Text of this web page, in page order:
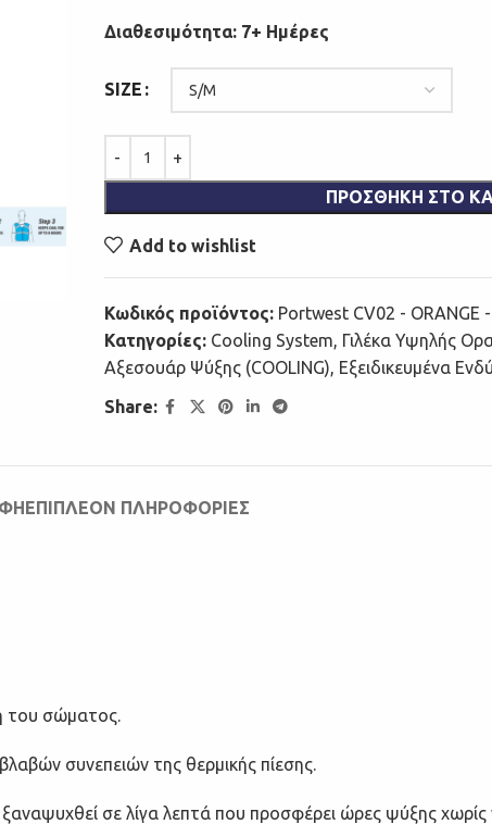
Διαθεσιμότητα: 7+ Ημέρες
SIZE
ΠΡΟΣΘΉΚΗ ΣΤΟ
Add to wishlist
Κωδικός προϊόντος: Portwest CV02 - ORANGE
Κατηγορίες: Cooling System, Γιλέκα Υψηλής
Αξεσουάρ Ψύξης (COOLING), Εξειδικευμένα
Share:
ΕΠΙΠΛΈΟΝ ΠΛΗΡΟΦΟΡΊΕΣ
του σώματος.
συνεπειών της θερμικής πίεσης.
σε λίγα λεπτά που προσφέρει ώρες ψύξης χωρίς